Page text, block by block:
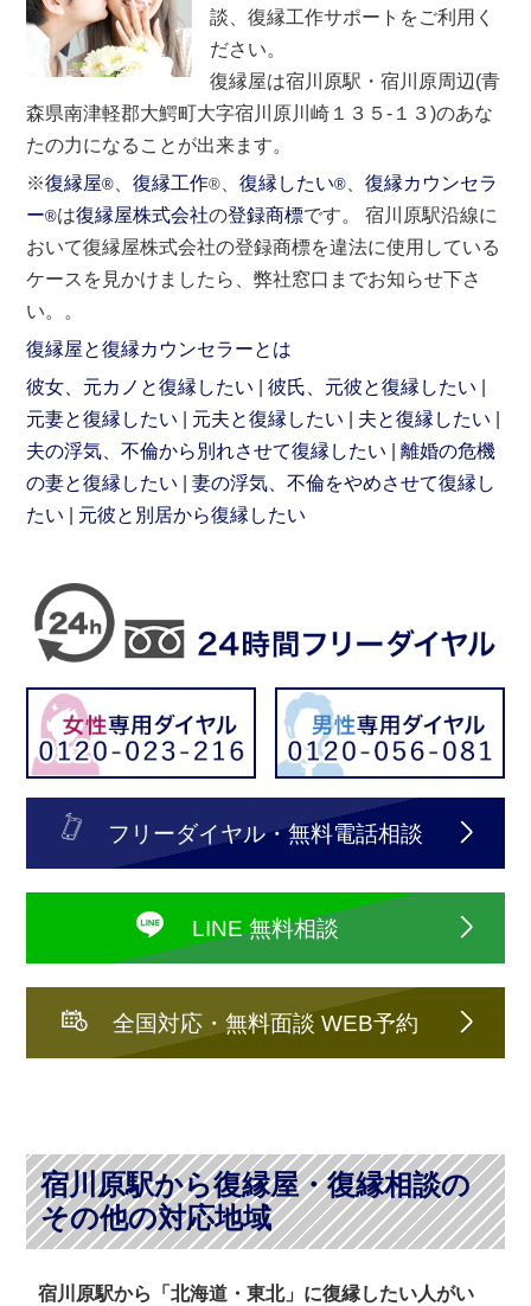
談、復縁工作サポートをご利用く
ださい。
復縁屋は宿川原駅・宿川原周辺(青
森県南津軽郡大鰐町大字宿川原川崎１３５-１３)のあな
たの力になることが出来ます。
※復縁屋® 、復縁工作® 、復縁したい® 、復縁カウンセラ
ー®は復縁屋株式会社の登録商標です。 宿川原駅沿線に
おいて復縁屋株式会社の登録商標を違法に使用している
ケースを見かけましたら、弊社窓口までお知らせ下さ
い。。
復縁屋と復縁カウンセラーとは
彼女、元カノと復縁したい
彼氏、元彼と復縁したい
元妻と復縁したい
元夫と復縁したい
夫と復縁したい
夫の浮気、不倫から別れさせて復縁したい
離婚の危機
の妻と復縁したい
妻の浮気、不倫をやめさせて復縁し
たい
元彼と別居から復縁したい
フリーダイヤル・無料電話相談
LINE 無料相談
全国対応・無料面談 WEB予約
宿川原駅から復縁屋・復縁相談の
その他の対応地域
宿川原駅から「北海道・東北」に復縁したい人がい